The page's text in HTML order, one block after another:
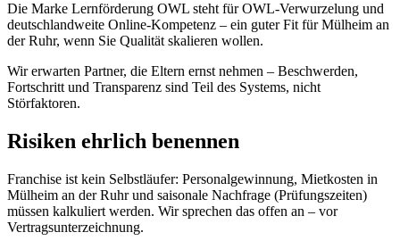
Die Marke Lernförderung OWL steht für OWL-Verwurzelung und
deutschlandweite Online-Kompetenz – ein guter Fit für Mülheim an
der Ruhr, wenn Sie Qualität skalieren wollen.
Wir erwarten Partner, die Eltern ernst nehmen – Beschwerden,
Fortschritt und Transparenz sind Teil des Systems, nicht
Störfaktoren.
Risiken ehrlich benennen
Franchise ist kein Selbstläufer: Personalgewinnung, Mietkosten in
Mülheim an der Ruhr und saisonale Nachfrage (Prüfungszeiten)
müssen kalkuliert werden. Wir sprechen das offen an – vor
Vertragsunterzeichnung.